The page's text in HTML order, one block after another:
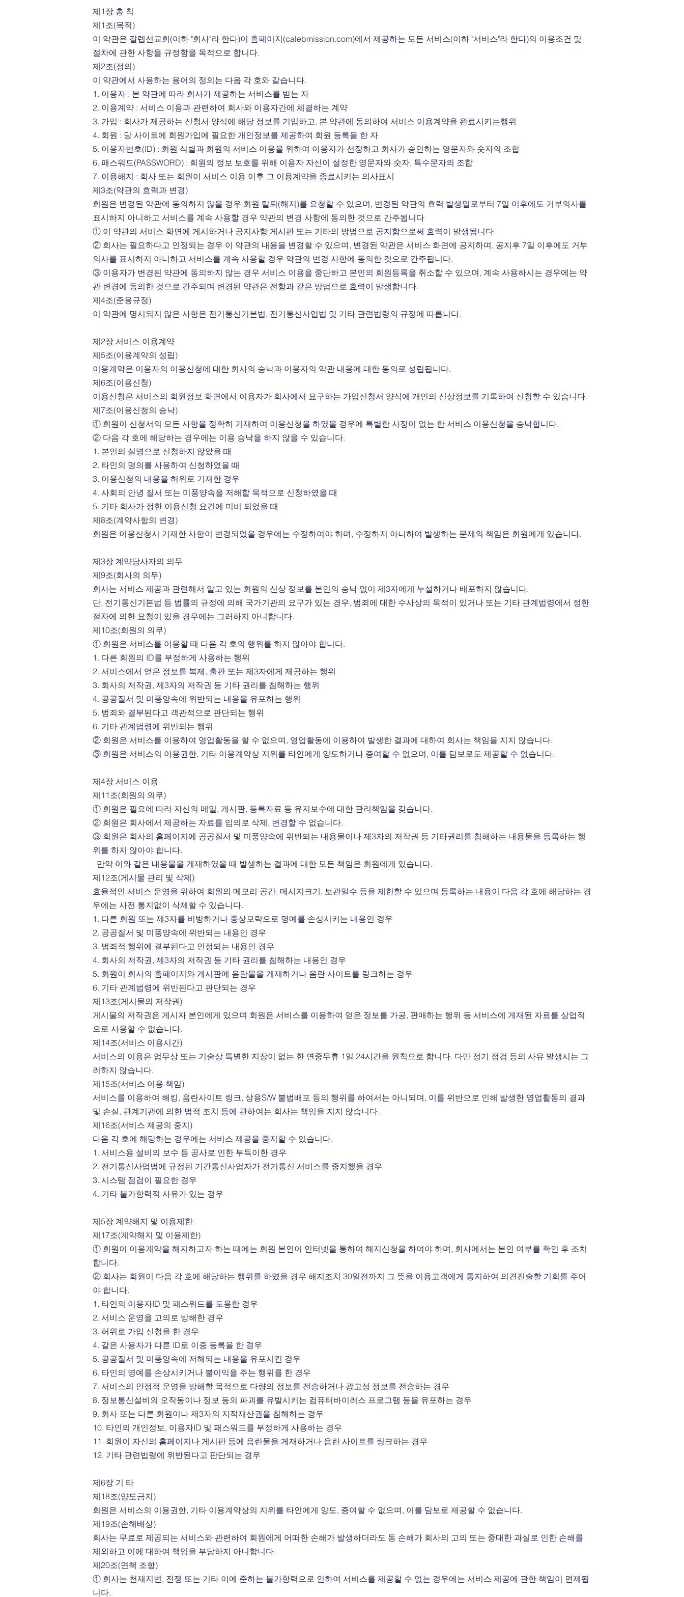
제1장 총 칙
제1조(목적)
이 약관은 갈렙선교회(이하 "회사"라 한다)이 홈페이지(calebmission.com)에서 제공하는 모든 서비스(이하 "서비스"라 한다)의 이용조건 및
절차에 관한 사항을 규정함을 목적으로 합니다.
제2조(정의)
이 약관에서 사용하는 용어의 정의는 다음 각 호와 같습니다.
1. 이용자 : 본 약관에 따라 회사가 제공하는 서비스를 받는 자
2. 이용계약 : 서비스 이용과 관련하여 회사와 이용자간에 체결하는 계약
3. 가입 : 회사가 제공하는 신청서 양식에 해당 정보를 기입하고, 본 약관에 동의하여 서비스 이용계약을 완료시키는행위
4. 회원 : 당 사이트에 회원가입에 필요한 개인정보를 제공하여 회원 등록을 한 자
5. 이용자번호(ID) : 회원 식별과 회원의 서비스 이용을 위하여 이용자가 선정하고 회사가 승인하는 영문자와 숫자의 조합
6. 패스워드(PASSWORD) : 회원의 정보 보호를 위해 이용자 자신이 설정한 영문자와 숫자, 특수문자의 조합
7. 이용해지 : 회사 또는 회원이 서비스 이용 이후 그 이용계약을 종료시키는 의사표시
제3조(약관의 효력과 변경)
회원은 변경된 약관에 동의하지 않을 경우 회원 탈퇴(해지)를 요청할 수 있으며, 변경된 약관의 효력 발생일로부터 7일 이후에도 거부의사를
표시하지 아니하고 서비스를 계속 사용할 경우 약관의 변경 사항에 동의한 것으로 간주됩니다
① 이 약관의 서비스 화면에 게시하거나 공지사항 게시판 또는 기타의 방법으로 공지함으로써 효력이 발생됩니다.
② 회사는 필요하다고 인정되는 경우 이 약관의 내용을 변경할 수 있으며, 변경된 약관은 서비스 화면에 공지하며, 공지후 7일 이후에도 거부
의사를 표시하지 아니하고 서비스를 계속 사용할 경우 약관의 변경 사항에 동의한 것으로 간주됩니다.
③ 이용자가 변경된 약관에 동의하지 않는 경우 서비스 이용을 중단하고 본인의 회원등록을 취소할 수 있으며, 계속 사용하시는 경우에는 약
관 변경에 동의한 것으로 간주되며 변경된 약관은 전항과 같은 방법으로 효력이 발생합니다.
제4조(준용규정)
이 약관에 명시되지 않은 사항은 전기통신기본법, 전기통신사업법 및 기타 관련법령의 규정에 따릅니다.
제2장 서비스 이용계약
제5조(이용계약의 성립)
이용계약은 이용자의 이용신청에 대한 회사의 승낙과 이용자의 약관 내용에 대한 동의로 성립됩니다.
제6조(이용신청)
이용신청은 서비스의 회원정보 화면에서 이용자가 회사에서 요구하는 가입신청서 양식에 개인의 신상정보를 기록하여 신청할 수 있습니다.
제7조(이용신청의 승낙)
① 회원이 신청서의 모든 사항을 정확히 기재하여 이용신청을 하였을 경우에 특별한 사정이 없는 한 서비스 이용신청을 승낙합니다.
② 다음 각 호에 해당하는 경우에는 이용 승낙을 하지 않을 수 있습니다.
1. 본인의 실명으로 신청하지 않았을 때
2. 타인의 명의를 사용하여 신청하였을 때
3. 이용신청의 내용을 허위로 기재한 경우
4. 사회의 안녕 질서 또는 미풍양속을 저해할 목적으로 신청하였을 때
5. 기타 회사가 정한 이용신청 요건에 미비 되었을 때
제8조(계약사항의 변경)
회원은 이용신청시 기재한 사항이 변경되었을 경우에는 수정하여야 하며, 수정하지 아니하여 발생하는 문제의 책임은 회원에게 있습니다.
제3장 계약당사자의 의무
제9조(회사의 의무)
회사는 서비스 제공과 관련해서 알고 있는 회원의 신상 정보를 본인의 승낙 없이 제3자에게 누설하거나 배포하지 않습니다.
단, 전기통신기본법 등 법률의 규정에 의해 국가기관의 요구가 있는 경우, 범죄에 대한 수사상의 목적이 있거나 또는 기타 관계법령에서 정한
절차에 의한 요청이 있을 경우에는 그러하지 아니합니다.
제10조(회원의 의무)
① 회원은 서비스를 이용할 때 다음 각 호의 행위를 하지 않아야 합니다.
1. 다른 회원의 ID를 부정하게 사용하는 행위
2. 서비스에서 얻은 정보를 복제, 출판 또는 제3자에게 제공하는 행위
3. 회사의 저작권, 제3자의 저작권 등 기타 권리를 침해하는 행위
4. 공공질서 및 미풍양속에 위반되는 내용을 유포하는 행위
5. 범죄와 결부된다고 객관적으로 판단되는 행위
6. 기타 관계법령에 위반되는 행위
② 회원은 서비스를 이용하여 영업활동을 할 수 없으며, 영업활동에 이용하여 발생한 결과에 대하여 회사는 책임을 지지 않습니다.
③ 회원은 서비스의 이용권한, 기타 이용계약상 지위를 타인에게 양도하거나 증여할 수 없으며, 이를 담보로도 제공할 수 없습니다.
제4장 서비스 이용
제11조(회원의 의무)
① 회원은 필요에 따라 자신의 메일, 게시판, 등록자료 등 유지보수에 대한 관리책임을 갖습니다.
② 회원은 회사에서 제공하는 자료를 임의로 삭제, 변경할 수 없습니다.
③ 회원은 회사의 홈페이지에 공공질서 및 미풍양속에 위반되는 내용물이나 제3자의 저작권 등 기타권리를 침해하는 내용물을 등록하는 행
위를 하지 않아야 합니다.
만약 이와 같은 내용물을 게재하였을 때 발생하는 결과에 대한 모든 책임은 회원에게 있습니다.
제12조(게시물 관리 및 삭제)
효율적인 서비스 운영을 위하여 회원의 메모리 공간, 메시지크기, 보관일수 등을 제한할 수 있으며 등록하는 내용이 다음 각 호에 해당하는 경
우에는 사전 통지없이 삭제할 수 있습니다.
1. 다른 회원 또는 제3자를 비방하거나 중상모략으로 명예를 손상시키는 내용인 경우
2. 공공질서 및 미풍양속에 위반되는 내용인 경우
3. 범죄적 행위에 결부된다고 인정되는 내용인 경우
4. 회사의 저작권, 제3자의 저작권 등 기타 권리를 침해하는 내용인 경우
5. 회원이 회사의 홈페이지와 게시판에 음란물을 게재하거나 음란 사이트를 링크하는 경우
6. 기타 관계법령에 위반된다고 판단되는 경우
제13조(게시물의 저작권)
게시물의 저작권은 게시자 본인에게 있으며 회원은 서비스를 이용하여 얻은 정보를 가공, 판매하는 행위 등 서비스에 게재된 자료를 상업적
으로 사용할 수 없습니다.
제14조(서비스 이용시간)
서비스의 이용은 업무상 또는 기술상 특별한 지장이 없는 한 연중무휴 1일 24시간을 원칙으로 합니다. 다만 정기 점검 등의 사유 발생시는 그
러하지 않습니다.
제15조(서비스 이용 책임)
서비스를 이용하여 해킹, 음란사이트 링크, 상용S/W 불법배포 등의 행위를 하여서는 아니되며, 이를 위반으로 인해 발생한 영업활동의 결과
및 손실, 관계기관에 의한 법적 조치 등에 관하여는 회사는 책임을 지지 않습니다.
제16조(서비스 제공의 중지)
다음 각 호에 해당하는 경우에는 서비스 제공을 중지할 수 있습니다.
1. 서비스용 설비의 보수 등 공사로 인한 부득이한 경우
2. 전기통신사업법에 규정된 기간통신사업자가 전기통신 서비스를 중지했을 경우
3. 시스템 점검이 필요한 경우
4. 기타 불가항력적 사유가 있는 경우
제5장 계약해지 및 이용제한
제17조(계약해지 및 이용제한)
① 회원이 이용계약을 해지하고자 하는 때에는 회원 본인이 인터넷을 통하여 해지신청을 하여야 하며, 회사에서는 본인 여부를 확인 후 조치
합니다.
② 회사는 회원이 다음 각 호에 해당하는 행위를 하였을 경우 해지조치 30일전까지 그 뜻을 이용고객에게 통지하여 의견진술할 기회를 주어
야 합니다.
1. 타인의 이용자ID 및 패스워드를 도용한 경우
2. 서비스 운영을 고의로 방해한 경우
3. 허위로 가입 신청을 한 경우
4. 같은 사용자가 다른 ID로 이중 등록을 한 경우
5. 공공질서 및 미풍양속에 저해되는 내용을 유포시킨 경우
6. 타인의 명예를 손상시키거나 불이익을 주는 행위를 한 경우
7. 서비스의 안정적 운영을 방해할 목적으로 다량의 정보를 전송하거나 광고성 정보를 전송하는 경우
8. 정보통신설비의 오작동이나 정보 등의 파괴를 유발시키는 컴퓨터바이러스 프로그램 등을 유포하는 경우
9. 회사 또는 다른 회원이나 제3자의 지적재산권을 침해하는 경우
10. 타인의 개인정보, 이용자ID 및 패스워드를 부정하게 사용하는 경우
11. 회원이 자신의 홈페이지나 게시판 등에 음란물을 게재하거나 음란 사이트를 링크하는 경우
12. 기타 관련법령에 위반된다고 판단되는 경우
제6장 기 타
제18조(양도금지)
회원은 서비스의 이용권한, 기타 이용계약상의 지위를 타인에게 양도, 증여할 수 없으며, 이를 담보로 제공할 수 없습니다.
제19조(손해배상)
회사는 무료로 제공되는 서비스와 관련하여 회원에게 어떠한 손해가 발생하더라도 동 손해가 회사의 고의 또는 중대한 과실로 인한 손해를
제외하고 이에 대하여 책임을 부담하지 아니합니다.
제20조(면책 조항)
① 회사는 천재지변, 전쟁 또는 기타 이에 준하는 불가항력으로 인하여 서비스를 제공할 수 없는 경우에는 서비스 제공에 관한 책임이 면제됩
니다.